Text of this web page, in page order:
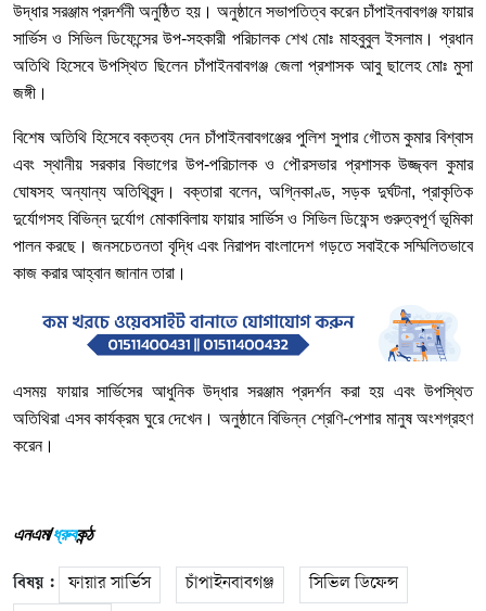
উদ্ধার সরঞ্জাম প্রদর্শনী অনুষ্ঠিত হয়। অনুষ্ঠানে সভাপতিত্ব করেন চাঁপাইনবাবগঞ্জ ফায়ার
সার্ভিস ও সিভিল ডিফেন্সের উপ-সহকারী পরিচালক শেখ মোঃ মাহবুবুল ইসলাম। প্রধান
অতিথি হিসেবে উপস্থিত ছিলেন চাঁপাইনবাবগঞ্জ জেলা প্রশাসক আবু ছালেহ মোঃ মুসা
জঙ্গী।
বিশেষ অতিথি হিসেবে বক্তব্য দেন চাঁপাইনবাবগঞ্জের পুলিশ সুপার গৌতম কুমার বিশ্বাস
এবং স্থানীয় সরকার বিভাগের উপ-পরিচালক ও পৌরসভার প্রশাসক উজ্জ্বল কুমার
ঘোষসহ অন্যান্য অতিথিবৃন্দ। বক্তারা বলেন, অগ্নিকাণ্ড, সড়ক দুর্ঘটনা, প্রাকৃতিক
দুর্যোগসহ বিভিন্ন দুর্যোগ মোকাবিলায় ফায়ার সার্ভিস ও সিভিল ডিফেন্স গুরুত্বপূর্ণ ভূমিকা
পালন করছে। জনসচেতনতা বৃদ্ধি এবং নিরাপদ বাংলাদেশ গড়তে সবাইকে সম্মিলিতভাবে
কাজ করার আহ্বান জানান তারা।
এসময় ফায়ার সার্ভিসের আধুনিক উদ্ধার সরঞ্জাম প্রদর্শন করা হয় এবং উপস্থিত
অতিথিরা এসব কার্যক্রম ঘুরে দেখেন। অনুষ্ঠানে বিভিন্ন শ্রেণি-পেশার মানুষ অংশগ্রহণ
করেন।
এনএম/ধ্রুবকন্ঠ
বিষয় : ফায়ার সার্ভিস চাঁপাইনবাবগঞ্জ
সিভিল ডিফেন্স